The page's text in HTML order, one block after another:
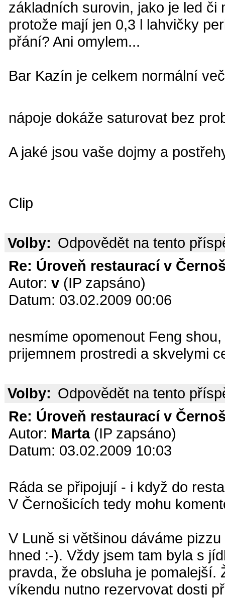
základních surovin, jako je led či
protože mají jen 0,3 l lahvičky
přání? Ani omylem...
Bar Kazín je celkem normální
nápoje dokáže saturovat bez
A jaké jsou vaše dojmy a
Clip
Volby: Odpovědět na tento
Re: Úroveň restaurací v
Autor: v (IP zapsáno)
Datum: 03.02.2009 00:06
nesmíme opomenout Feng
prijemnem prostredi a skvelymi
Volby: Odpovědět na tento
Re: Úroveň restaurací v
Autor: Marta(IP zapsáno)
Datum: 03.02.2009 10:03
Ráda se připojují - i když do
V Černošicích tedy mohu
V Luně si většinou dáváme
hned :-). Vždy jsem tam byla s
pravda, že obsluha je
víkendu nutno rezervovat dosti